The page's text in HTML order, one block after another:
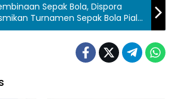
Sepak Bola, Dispora
Turnamen Sepak Bola Piala